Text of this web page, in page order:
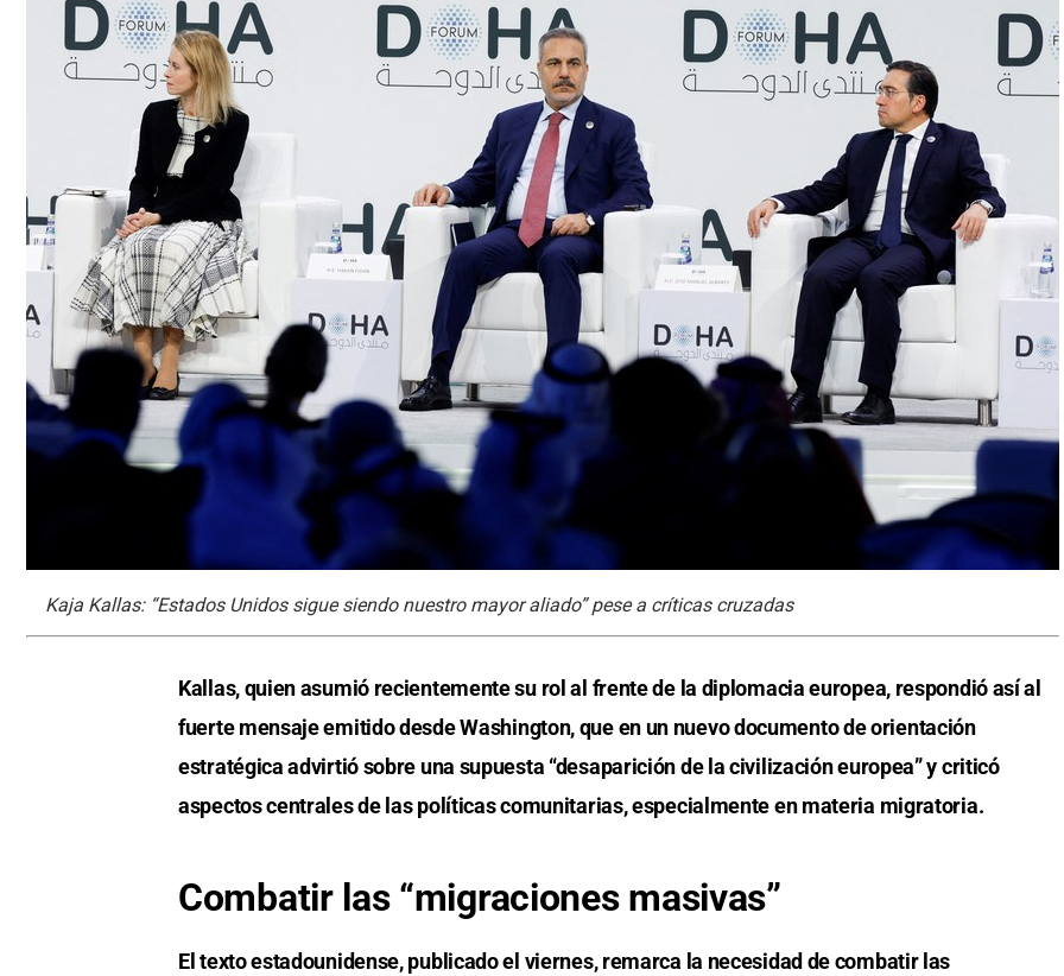
Kaja Kallas: “Estados Unidos sigue siendo nuestro mayor aliado” pese a críticas cruzadas
Kallas, quien asumió recientemente su rol al frente de la diplomacia europea, respondió así al
fuerte mensaje emitido desde Washington, que en un nuevo documento de orientación
estratégica advirtió sobre una supuesta “desaparición de la civilización europea” y criticó
aspectos centrales de las políticas comunitarias, especialmente en materia migratoria.
Combatir las “migraciones masivas”
El texto estadounidense, publicado el viernes, remarca la necesidad de combatir las